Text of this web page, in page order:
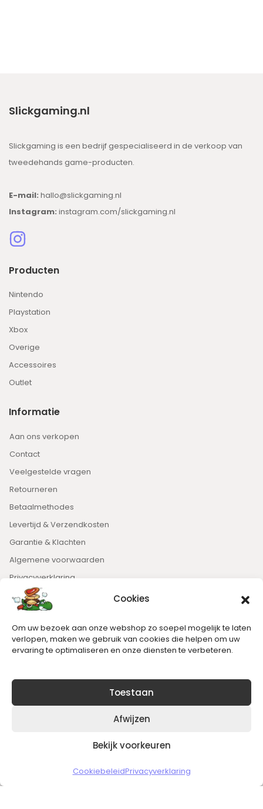
Cookies
Om uw bezoek aan onze webshop zo soepel mogelijk te laten
verlopen, maken we gebruik van cookies die helpen om uw
ervaring te optimaliseren en onze diensten te verbeteren.
Toestaan
Afwijzen
Bekijk voorkeuren
CookiebeleidPrivacyverklaring
Slickgaming.nl
Slickgaming is een bedrijf gespecialiseerd in de verkoop van
tweedehands game-producten.
E-mail: hallo@slickgaming.nl
Instagram: instagram.com/slickgaming.nl
Producten
Nintendo
Playstation
Xbox
Overige
Accessoires
Outlet
Informatie
Aan ons verkopen
Contact
Veelgestelde vragen
Retourneren
Betaalmethodes
Levertijd & Verzendkosten
Garantie & Klachten
Algemene voorwaarden
Privacyverklaring
Nieuwsbrief
Blijft op de hoogte van het laatste nieuws.